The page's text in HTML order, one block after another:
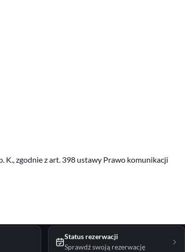
K., zgodnie z art. 398 ustawy Prawo komunikacji
Status rezerwacji
Sprawdź swoją rezerwację